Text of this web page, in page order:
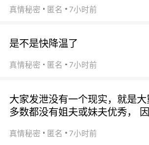
真情秘密 匿名 7小时前
是不是快降温了
真情秘密 匿名 7小时前
大家发泄没有一个现实，就是
多数都没有姐夫或妹夫优秀，
真情秘密 匿名 7小时前